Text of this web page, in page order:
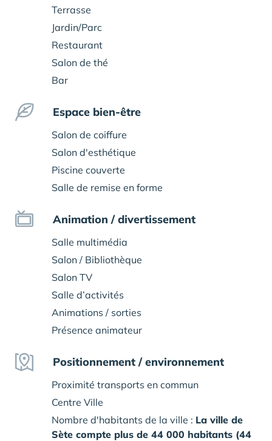
Terrasse
Jardin/Parc
Restaurant
Salon de thé
Bar
Espace bien-être
Salon de coiffure
Salon d'esthétique
Piscine couverte
Salle de remise en forme
Animation / divertissement
Salle multimédia
Salon / Bibliothèque
Salon TV
Salle d’activités
Animations / sorties
Présence animateur
Positionnement / environnement
Proximité transports en commun
Centre Ville
Nombre d'habitants de la ville : La ville de
Sète compte plus de 44 000 habitants (44